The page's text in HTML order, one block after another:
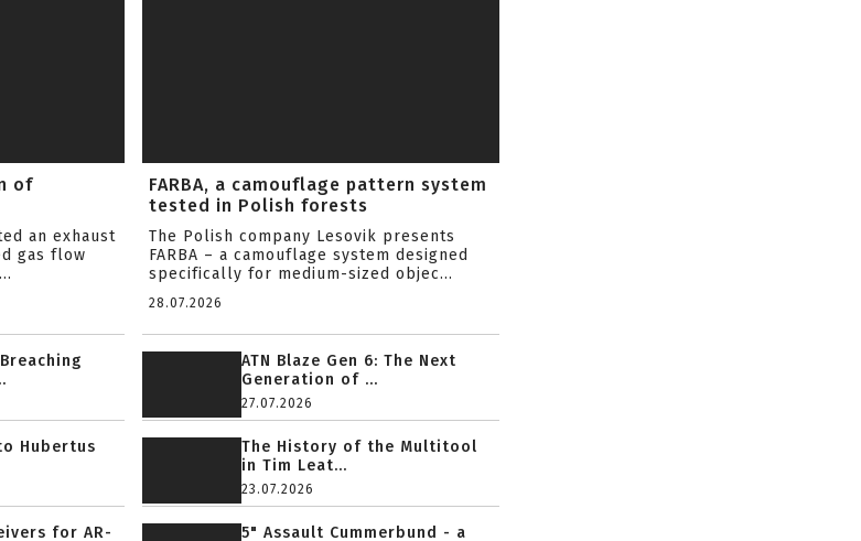
of
an exhaust
gas flow
Hubertus
for AR-
FARBA, a camouflage pattern system
tested in Polish forests
The Polish company Lesovik presents
FARBA – a camouflage system designed
specifically for medium-sized objec...
28.07.2026
ATN Blaze Gen 6: The Next
Generation of ...
27.07.2026
The History of the Multitool
in Tim Leat...
23.07.2026
5" Assault Cummerbund - a